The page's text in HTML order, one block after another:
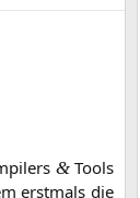
&Tools
erst­mals die